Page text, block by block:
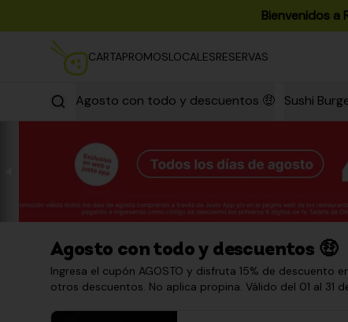
Bienvenidos a
CARTAPROMOSLOCALESRESERVAS
Agosto con todo y descuentos 🤑 Sushi
Agosto con todo y descuentos 🤑
Ingresa el cupón AGOSTO y disfruta 15% de
otros descuentos. No aplica propina. Válido del 01 al 31